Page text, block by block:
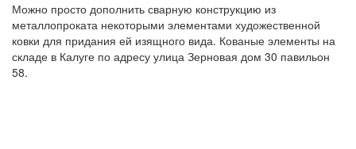
Можно просто дополнить сварную конструкцию из
металлопроката некоторыми элементами художественной
ковки для придания ей изящного вида. Кованые элементы на
складе в Калуге по адресу улица Зерновая дом 30 павильон
58.